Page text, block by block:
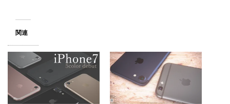
関連